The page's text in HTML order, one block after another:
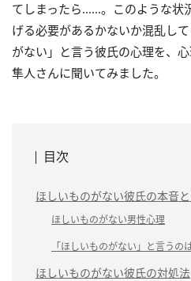
てしまったら……。このような状
げる必要があるかないか混乱し
がない」と言う彼氏の心理を、
隼人さんに聞いてみました。
目次
ほしいものがない彼氏の本音と
ほしいものがない男性心理
「ほしいものがない」と言うの
ほしいものがない彼氏の対処法